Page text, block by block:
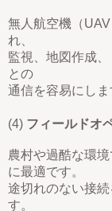
無人航空機（
れ、
監視、地図作成
との
通信を容易にしま
(4) フィールドオ
農村や過酷な環
に最適です。
途切れのない接
す。